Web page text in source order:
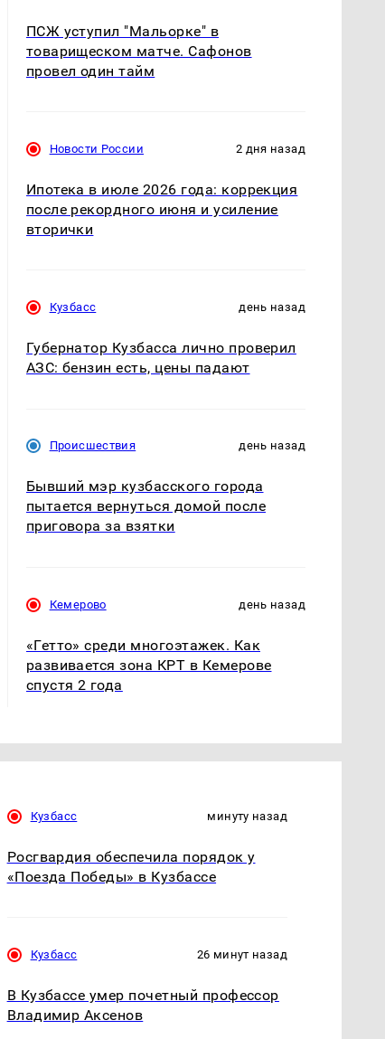
ажиотаж из-за этого
продукта: что купить?
подожгли.
ПСЖ уступил "Мальорке" в
товарищеском матче. Сафонов
провел один тайм
Новости России 2 дня назад
Ипотека в июле 2026 года: коррекция
после рекордного июня и усиление
вторички
Кузбасс день назад
Губернатор Кузбасса лично проверил
АЗС: бензин есть, цены падают
Происшествия день назад
Бывший мэр кузбасского города
пытается вернуться домой после
приговора за взятки
Кемерово день назад
«Гетто» среди многоэтажек. Как
развивается зона КРТ в Кемерове
спустя 2 года
Кузбасс минуту назад
Росгвардия обеспечила порядок у
«Поезда Победы» в Кузбассе
Кузбасс 26 минут назад
В Кузбассе умер почетный профессор
Владимир Аксенов